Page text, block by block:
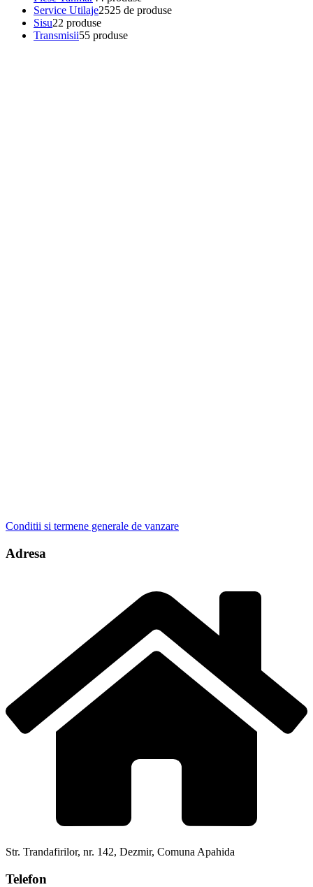
Service Utilaje2525 de produse
Sisu22 produse
Transmisii55 produse
Conditii si termene generale de vanzare
Adresa
Str. Trandafirilor, nr. 142, Dezmir, Comuna Apahida
Telefon